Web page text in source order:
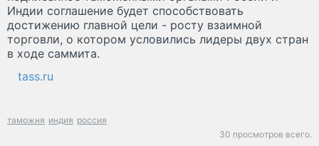
Индии соглашение будет способствовать
достижению главной цели - росту взаимной
торговли, о котором условились лидеры двух стран
в ходе саммита.
tass.ru
таможня индия россия
30 просмотров всего.